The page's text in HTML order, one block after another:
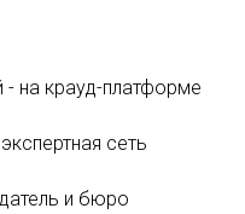
на крауд-платформе
сеть
и бюро